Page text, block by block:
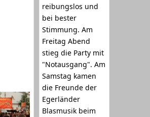
reibungslos und
bei bester
Stimmung. Am
Freitag Abend
stieg die Party mit
"Notausgang". Am
Samstag kamen
die Freunde der
Egerländer
Blasmusik beim